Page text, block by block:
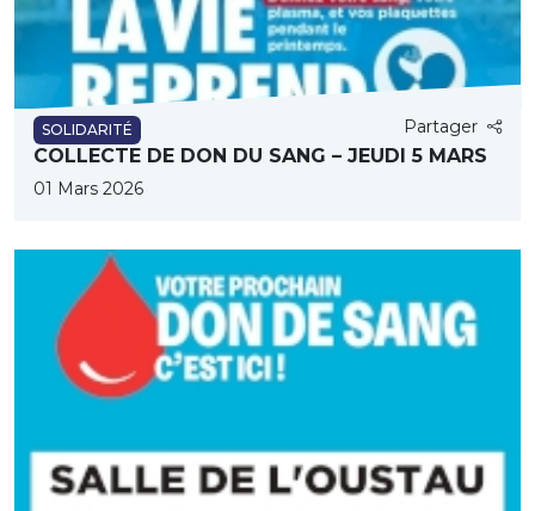
SOLIDARITÉ Partager
COLLECTE DE DON DU SANG – JEUDI 5 MARS
01 Mars 2026